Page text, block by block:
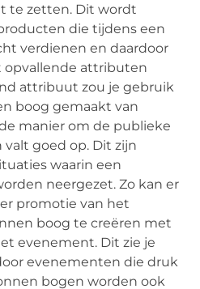
te zetten. Dit wordt
die tijdens een
verdienen en daardoor
attributen
attribuut zou je gebruik
boog gemaakt van
manier om de publieke
goed op. Dit zijn
waarin een
neergezet. Zo kan er
promotie van het
boog te creëren met
evenement. Dit zie je
evenementen die druk
bogen worden ook